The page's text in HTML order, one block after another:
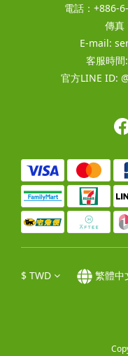
電話：+886-
傳真
E-mail:
客服時
官方LINE ID:
$ TWD 繁體中